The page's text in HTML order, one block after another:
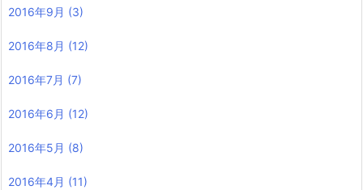
2016年9月 (3)
2016年8月 (12)
2016年7月 (7)
2016年6月 (12)
2016年5月 (8)
2016年4月 (11)